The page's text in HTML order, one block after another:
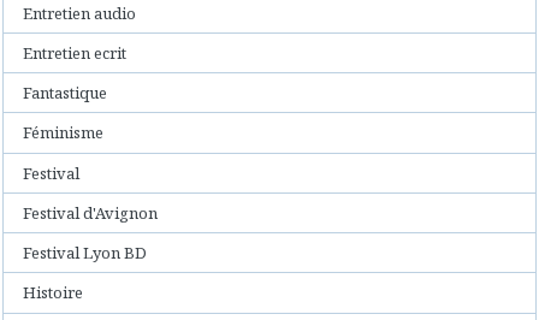
Entretien audio
Entretien ecrit
Fantastique
Féminisme
Festival
Festival d'Avignon
Festival Lyon BD
Histoire